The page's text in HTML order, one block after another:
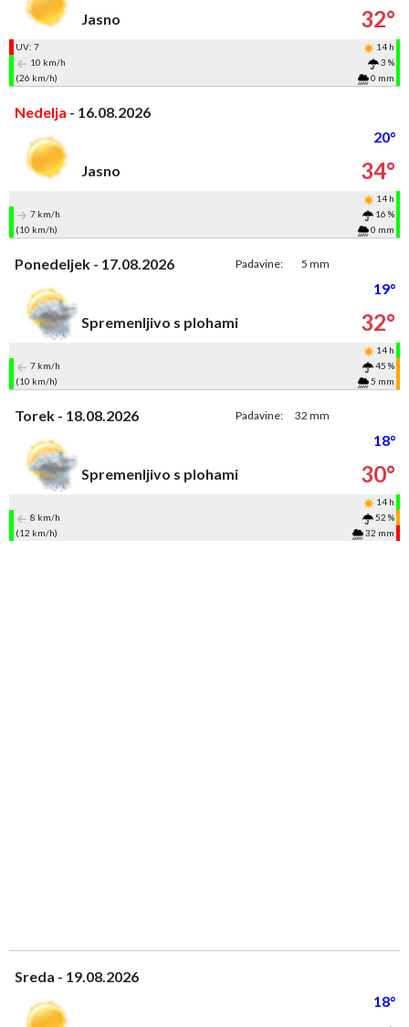
Jasno 32°
UV: 7
14 h
10 km/h
3 %
(26 km/h)
0 mm
Nedelja - 16.08.2026
20°
Jasno
34°
14 h
7 km/h
16 %
(10 km/h)
0 mm
Ponedeljek - 17.08.2026 Padavine: 5 mm
19°
Spremenljivo s plohami
32°
14 h
7 km/h
45 %
(10 km/h)
5 mm
Torek - 18.08.2026 Padavine: 32 mm
18°
Spremenljivo s plohami
30°
14 h
8 km/h
52 %
(12 km/h)
32 mm
Sreda - 19.08.2026
18°